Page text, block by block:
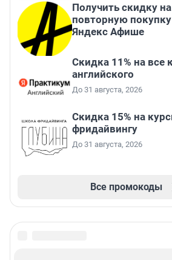
Получить скидку
повторную
Яндекс Афише
Скидка 11% на все
английского
До 31 августа, 2026
Скидка 15% на
фридайвингу
До 31 августа, 2026
Все промокоды